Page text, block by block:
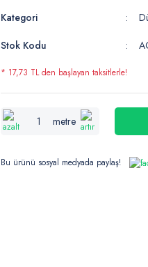
Kategori
Stok Kodu
* 17,73 TL den başlayan taksitlerle!
metre
Bu ürünü sosyal medyada paylaş!